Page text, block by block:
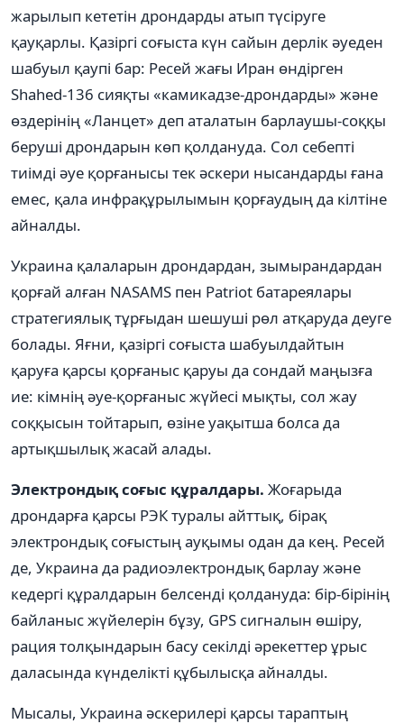
жарылып кететін дрондарды атып түсіруге
қауқарлы. Қазіргі соғыста күн сайын дерлік әуеден
шабуыл қаупі бар: Ресей жағы Иран өндірген
Shahed-136 сияқты «камикадзе-дрондарды» және
өздерінің «Ланцет» деп аталатын барлаушы-соққы
беруші дрондарын көп қолдануда. Сол себепті
тиімді әуе қорғанысы тек әскери нысандарды ғана
емес, қала инфрақұрылымын қорғаудың да кілтіне
айналды.
Украина қалаларын дрондардан, зымырандардан
қорғай алған NASAMS пен Patriot батареялары
стратегиялық тұрғыдан шешуші рөл атқаруда деуге
болады. Яғни, қазіргі соғыста шабуылдайтын
қаруға қарсы қорғаныс қаруы да сондай маңызға
ие: кімнің әуе-қорғаныс жүйесі мықты, сол жау
соққысын тойтарып, өзіне уақытша болса да
артықшылық жасай алады.
Электрондық соғыс құралдары. Жоғарыда
дрондарға қарсы РЭК туралы айттық, бірақ
электрондық соғыстың ауқымы одан да кең. Ресей
де, Украина да радиоэлектрондық барлау және
кедергі құралдарын белсенді қолдануда: бір-бірінің
байланыс жүйелерін бұзу, GPS сигналын өшіру,
рация толқындарын басу секілді әрекеттер ұрыс
даласында күнделікті құбылысқа айналды.
Мысалы, Украина әскерилері қарсы тараптың